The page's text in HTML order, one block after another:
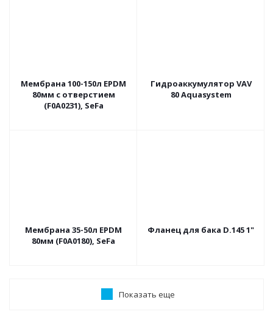
Мембрана 100-150л EPDM
80мм с отверстием
(F0A0231), SeFa
Гидроаккумулятор VAV
80 Aquasystem
Мембрана 35-50л EPDM
80мм (F0A0180), SeFa
Фланец для бака D.145 1"
Показать еще